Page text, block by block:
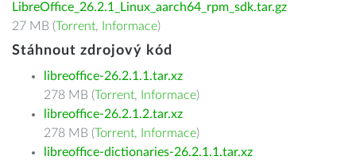
LibreOffice_26.2.1_Linux_aarch64_rpm_sdk.tar.gz
27 MB (Torrent, Informace)
Stáhnout zdrojový kód
libreoffice-26.2.1.1.tar.xz
278 MB (Torrent, Informace)
libreoffice-26.2.1.2.tar.xz
278 MB (Torrent, Informace)
libreoffice-dictionaries-26.2.1.1.tar.xz